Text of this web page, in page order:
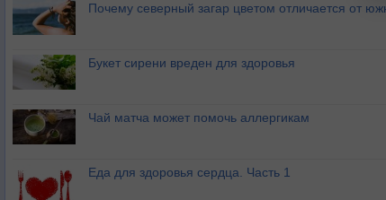
Почему северный загар цветом отличается от
Букет сирени вреден для здоровья
Чай матча может помочь аллергикам
Еда для здоровья сердца. Часть 1